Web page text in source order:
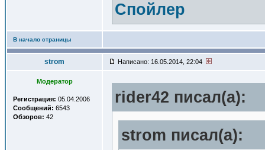
Спойлер
В начало страницы
strom Написано: 16.05.2014, 22:04
Модератор
Регистрация: 05.04.2006
Сообщений: 6543
Обзоров: 42
rider42 писал(a):
strom писал(a):